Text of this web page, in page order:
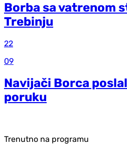
Borba sa vatrenom
Trebinju
22
09
Navijači Borca
poruku
Trenutno na programu